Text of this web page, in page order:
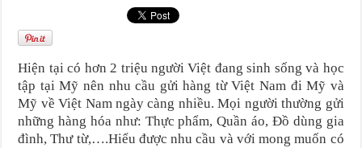
Hiện tại có hơn 2 triệu người Việt đang sinh sống và học
tập tại Mỹ nên nhu cầu gửi hàng từ Việt Nam đi Mỹ và
Mỹ về Việt Nam ngày càng nhiều. Mọi người thường gửi
những hàng hóa như: Thực phẩm, Quần áo, Đồ dùng gia
đình, Thư từ,….Hiểu được nhu cầu và với mong muốn có